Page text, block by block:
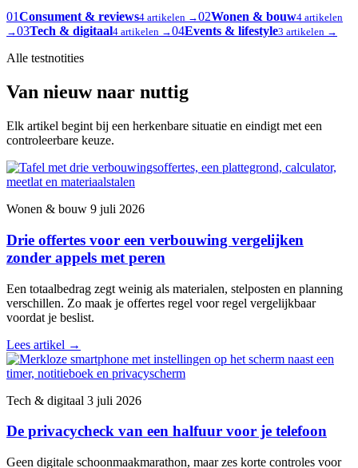
01Consument & reviews4 artikelen →02Wonen & bouw4 artikelen
→03Tech & digitaal4 artikelen →04Events & lifestyle3 artikelen →
Alle testnotities
Van nieuw naar nuttig
Elk artikel begint bij een herkenbare situatie en eindigt met een
controleerbare keuze.
Wonen & bouw 9 juli 2026
Drie offertes voor een verbouwing vergelijken
zonder appels met peren
Een totaalbedrag zegt weinig als materialen, stelposten en planning
verschillen. Zo maak je offertes regel voor regel vergelijkbaar
voordat je beslist.
Lees artikel →
Tech & digitaal 3 juli 2026
De privacycheck van een halfuur voor je telefoon
Geen digitale schoonmaakmarathon, maar zes korte controles voor